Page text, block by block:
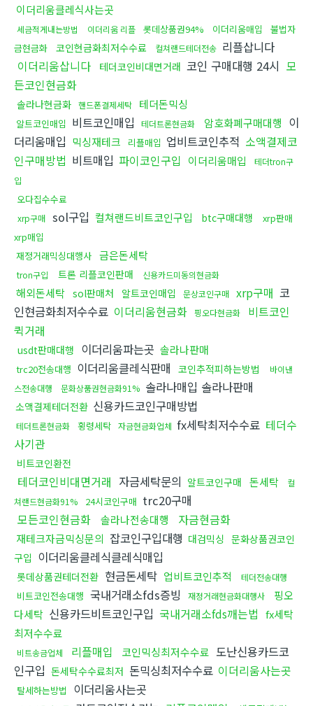
이더리움클레식사는곳
세금적게내는방법 이더리움 리플 롯데상품권94% 이더리움매입
불법자
금현금화
코인현금화최저수수료 컬쳐랜드테더전송 리플삽니다
이더리움삽니다
테더코인비대면거래 코인 구매대행 24시 모
든코인현금화
솔라나현금화 핸드폰결제세탁 테더돈믹싱
알트코인매입 비트코인매입 테더트론현금화 암호화폐구매대행 이
더리움매입 믹싱재테크 리플매입 업비트코인추적 소액결제코
인구매방법 비트매입 파이코인구입 이더리움매입
테더tron구
입
오다집수수료
xrp구매 sol구입 컬쳐랜드비트코인구입 btc구매대행
xrp판매
xrp매입
재정거래믹싱대행사 금은돈세탁
tron구입 트론 리플코인판매 신용카드미동의현금화
해외돈세탁 sol판매처 알트코인매입 문상코인구매 xrp구매 코
인현금화최저수수료 이더리움현금화 핑오다현금화
비트코인
퀵거래
usdt판매대행 이더리움파는곳 솔라나판매
trc20전송대행 이더리움클레식판매 코인추적피하는방법
바이낸
스전송대행
문화상품권현금화91% 솔라나매입 솔라나판매
소액결제테더전환 신용카드코인구매방법
테더트론현금화 횡령세탁 자금현금화업체 fx세탁최저수수료 테더수
사기관
비트코인환전
테더코인비대면거래 자금세탁문의 알트코인구매 돈세탁
컬
쳐랜드현금화91%
24시코인구매 trc20구매
모든코인현금화
솔라나전송대행 자금현금화
재테크자금믹싱문의 잡코인구입대행 대검믹싱 문화상품권코인
구입 이더리움클레식클레식매입
롯데상품권테더전환 현금돈세탁 업비트코인추적 테더전송대행
비트코인전송대행 국내거래소fds증빙 재정거래현금화대행사
핑오
다세탁 신용카드비트코인구입 국내거래소fds깨는법 fx세탁
최저수수료
비트송금업체 리플매입 코인믹싱최저수수료 도난신용카드코
인구입 돈세탁수수료최저 돈믹싱최저수수료 이더리움사는곳
탈세하는방법 이더리움사는곳